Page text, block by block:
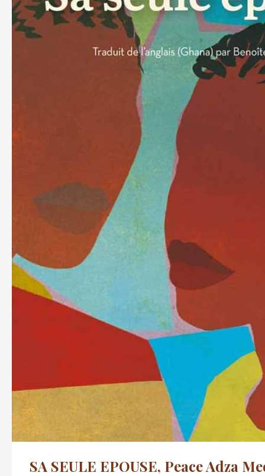
SA SEULE EPOUSE, Peace Adza